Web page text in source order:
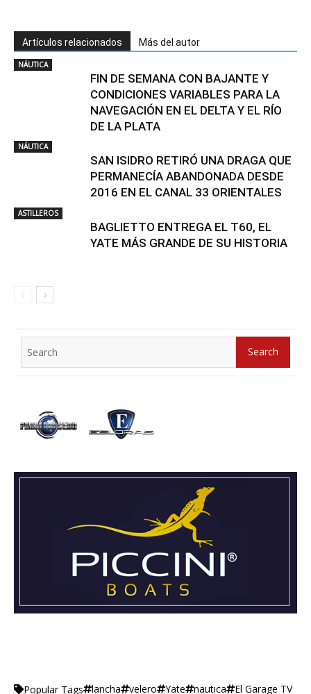
Artículos relacionados Más del autor
NÁUTICA
FIN DE SEMANA CON BAJANTE Y
CONDICIONES VARIABLES PARA LA
NAVEGACIÓN EN EL DELTA Y EL RÍO
DE LA PLATA
NÁUTICA
SAN ISIDRO RETIRÓ UNA DRAGA QUE
PERMANECÍA ABANDONADA DESDE
2016 EN EL CANAL 33 ORIENTALES
ASTILLEROS
BAGLIETTO ENTREGA EL T60, EL
YATE MÁS GRANDE DE SU HISTORIA
for:
Search
Popular Tags lancha velero Yate nautica El Garage TV